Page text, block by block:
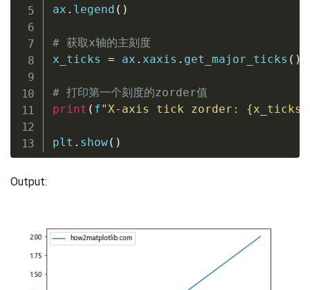
ax . legend ( )
# 获取x轴的主刻度
x_ticks = ax . xaxis . get_major_ticks ( )
# 打印第一个刻度的zorder值
print ( f"X-axis tick zorder: {x_ticks
plt . show( )
Output: